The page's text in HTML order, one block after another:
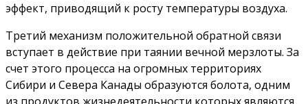
эффект, приводящий к росту температуры воздуха.
Третий механизм положительной обратной связи
вступает в действие при таянии вечной мерзлоты. За
счет этого процесса на огромных территориях
Сибири и Севера Канады образуются болота, одним